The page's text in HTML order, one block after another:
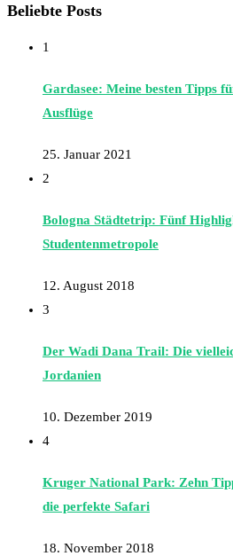
Beliebte Posts
1
Gardasee: Meine besten Tipps
Ausflüge
25. Januar 2021
2
Bologna Städtetrip: Fünf
Studentenmetropole
12. August 2018
3
Der Wadi Dana Trail: Die
Jordanien
10. Dezember 2019
4
Kruger National Park: Zehn
die perfekte Safari
18. November 2018